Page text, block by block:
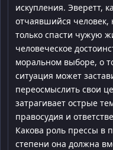
искупления. Эверетт,
отчаявшийся
только спасти чужую
человеческое
моральном выборе, о
ситуация может
переосмыслить свои
затрагивает острые
правосудия и
Какова роль прессы в
степени она должна